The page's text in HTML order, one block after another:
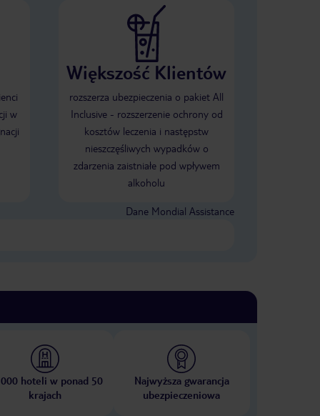
w
Większość Klientów
rozszerza ubezpieczenia o pakiet All
Inclusive - rozszerzenie ochrony od
kosztów leczenia i następstw
nieszczęśliwych wypadków o
zdarzenia zaistniałe pod wpływem
alkoholu
Dane Mondial Assistance
hoteli w ponad 50
krajach
Najwyższa gwarancja
ubezpieczeniowa